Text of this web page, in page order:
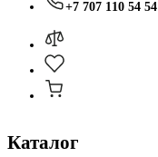
+7 707 110 54 54
Каталог